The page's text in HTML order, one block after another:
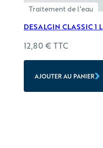
Traitement de l'eau
DESALGIN CLASSIC 1 L
12,80€ TTC
AJOUTER AU PANIER